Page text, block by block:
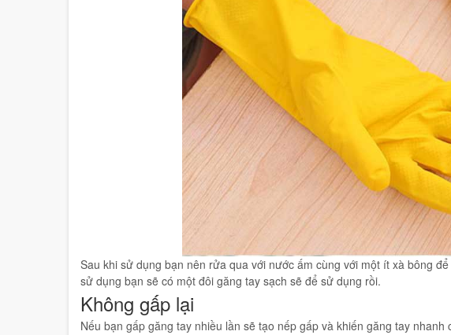
Sau khi sử dụng bạn nên rửa qua với nước ấm cùng với một ít xà bông
sử dụng bạn sẽ có một đôi găng tay sạch sẽ để sử dụng rồi.
Không gấp lại
Nếu bạn gấp găng tay nhiều lần sẽ tạo nếp gấp và khiến găng tay nhanh